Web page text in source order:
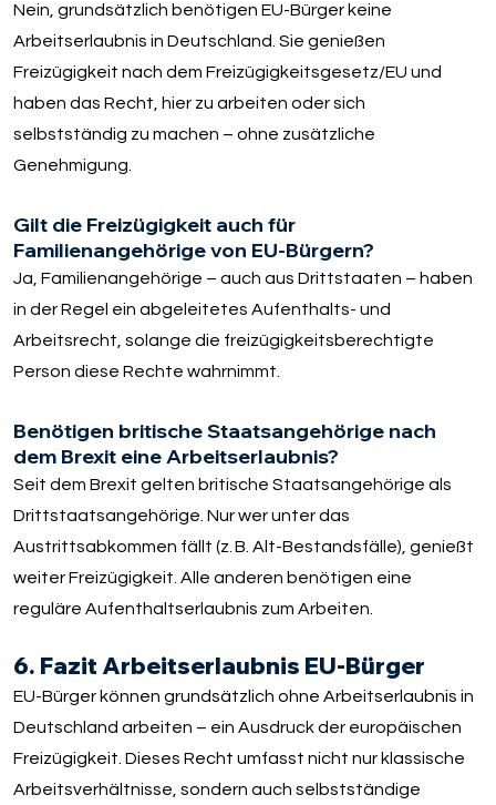
Nein, grundsätzlich benötigen EU-Bürger keine
Arbeitserlaubnis in Deutschland. Sie genießen
Freizügigkeit nach dem Freizügigkeitsgesetz/EU und
haben das Recht, hier zu arbeiten oder sich
selbstständig zu machen – ohne zusätzliche
Genehmigung.
Gilt die Freizügigkeit auch für
Familienangehörige von EU-Bürgern?
Ja, Familienangehörige – auch aus Drittstaaten – haben
in der Regel ein abgeleitetes Aufenthalts- und
Arbeitsrecht, solange die freizügigkeitsberechtigte
Person diese Rechte wahrnimmt.
Benötigen britische Staatsangehörige nach
dem Brexit eine Arbeitserlaubnis?
Seit dem Brexit gelten britische Staatsangehörige als
Drittstaatsangehörige. Nur wer unter das
Austrittsabkommen fällt (z. B. Alt-Bestandsfälle), genießt
weiter Freizügigkeit. Alle anderen benötigen eine
reguläre Aufenthaltserlaubnis zum Arbeiten.
6. Fazit Arbeitserlaubnis EU-Bürger
EU-Bürger können grundsätzlich ohne Arbeitserlaubnis in
Deutschland arbeiten – ein Ausdruck der europäischen
Freizügigkeit. Dieses Recht umfasst nicht nur klassische
Arbeitsverhältnisse, sondern auch selbstständige